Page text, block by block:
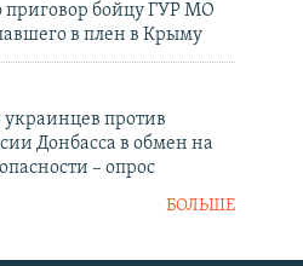
приговор бойцу ГУР МО
в плен в Крыму
украинцев против
Донбасса в обмен на
– опрос
БОЛЬШЕ